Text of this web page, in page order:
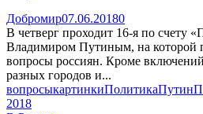
Добромир07.06.20180
В четверг проходит 16-я по счету
Владимиром Путиным, на которой
вопросы россиян. Кроме
разных городов и...
вопросыкартинкиПолитикаПутин
2018